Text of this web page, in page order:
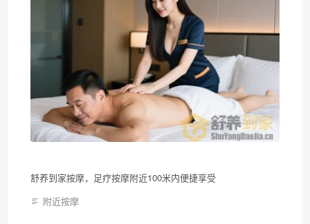
舒养到家按摩，足疗按摩附近100米内便捷享受
附近按摩